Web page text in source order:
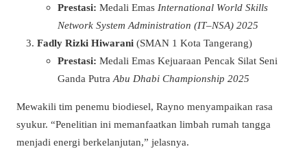
Prestasi: Medali Emas International World Skills
Network System Administration (IT–NSA) 2025
Fadly Rizki Hiwarani (SMAN 1 Kota Tangerang)
Prestasi: Medali Emas Kejuaraan Pencak Silat Seni
Ganda Putra Abu Dhabi Championship 2025
Mewakili tim penemu biodiesel, Rayno menyampaikan rasa
syukur. “Penelitian ini memanfaatkan limbah rumah tangga
menjadi energi berkelanjutan,” jelasnya.